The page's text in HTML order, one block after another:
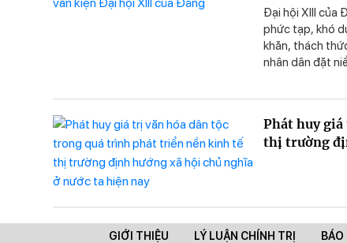
Đại hội XIII của
phức tạp, khó
khăn, thách
nhân dân đặt
kiện. Bài viết
Phát huy
thị trường
GIỚI THIỆU LÝ LUẬN CHÍNH TRỊ